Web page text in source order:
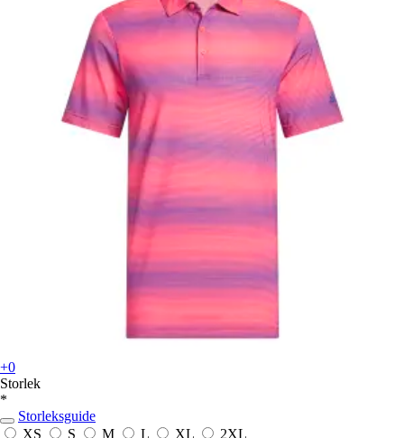
+0
Storlek
*
Storleksguide
XS
S M L XL 2XL